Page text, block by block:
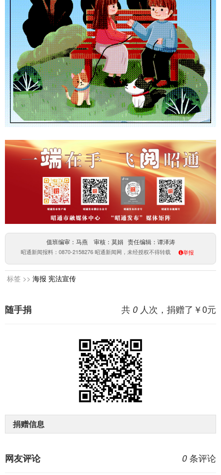
值班编审：马燕 审核：莫娟 责任编辑：谭泽涛
昭通新闻报料：0870-2158276 昭通新闻网，未经授权不得转载 举报
标签 >> 海报 宪法宣传
共 0 人次，捐赠了￥0元
随手捐
捐赠信息
0 条评论
网友评论